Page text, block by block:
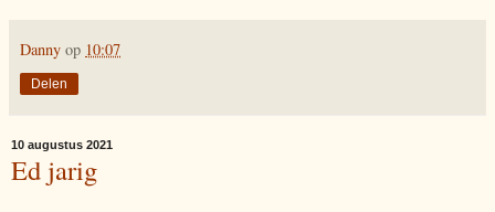
Danny op 10:07
Delen
10 augustus 2021
Ed jarig